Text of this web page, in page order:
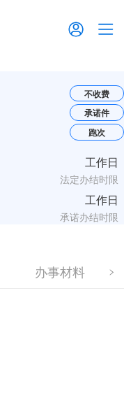
不收费
承诺件
跑次
工作日
法定办结时限
工作日
承诺办结时限
办事材料